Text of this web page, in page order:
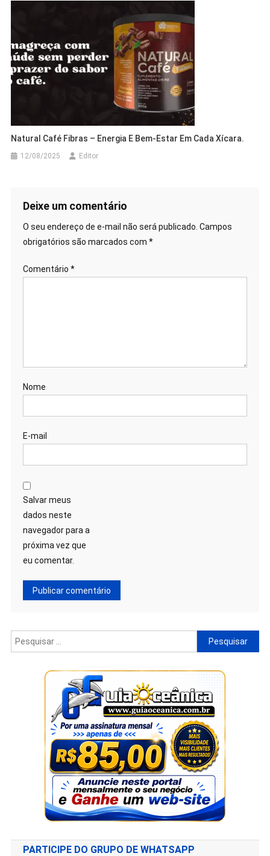
Natural Café Fibras – Energia E Bem-Estar Em Cada Xícara.
12/08/2025 Editor
Deixe um comentário
O seu endereço de e-mail não será publicado. Campos
obrigatórios são marcados com *
Comentário *
Nome
E-mail
Salvar meus
dados neste
navegador para a
próxima vez que
eu comentar.
PARTICIPE DO GRUPO DE WHATSAPP